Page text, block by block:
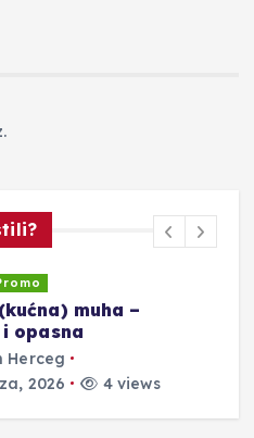
muha –
opasna
Herceg
2026
4 views